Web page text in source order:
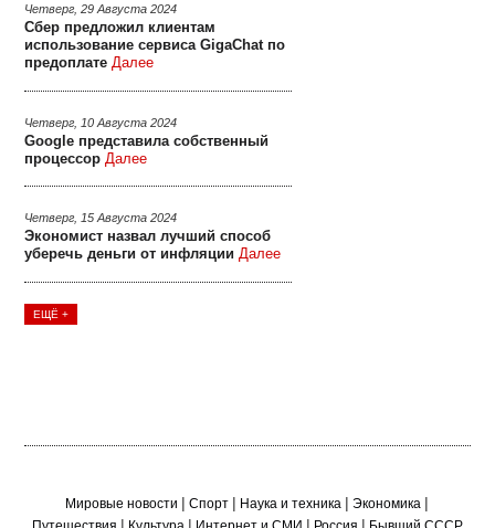
Четверг, 29 Августа 2024
Сбер предложил клиентам
использование сервиса GigaChat по
предоплате Далее
Четверг, 10 Августа 2024
Google представила собственный
процессор Далее
Четверг, 15 Августа 2024
Экономист назвал лучший способ
уберечь деньги от инфляции Далее
ЕЩЁ +
Мировые новости |Спорт| Наука и техника |Экономика |
| | | |